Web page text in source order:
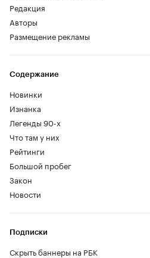
Редакция
Авторы
Размещение рекламы
Содержание
Новинки
Изнанка
Легенды 90-х
Что там у них
Рейтинги
Большой пробег
Закон
Новости
Подписки
Скрыть баннеры на РБК